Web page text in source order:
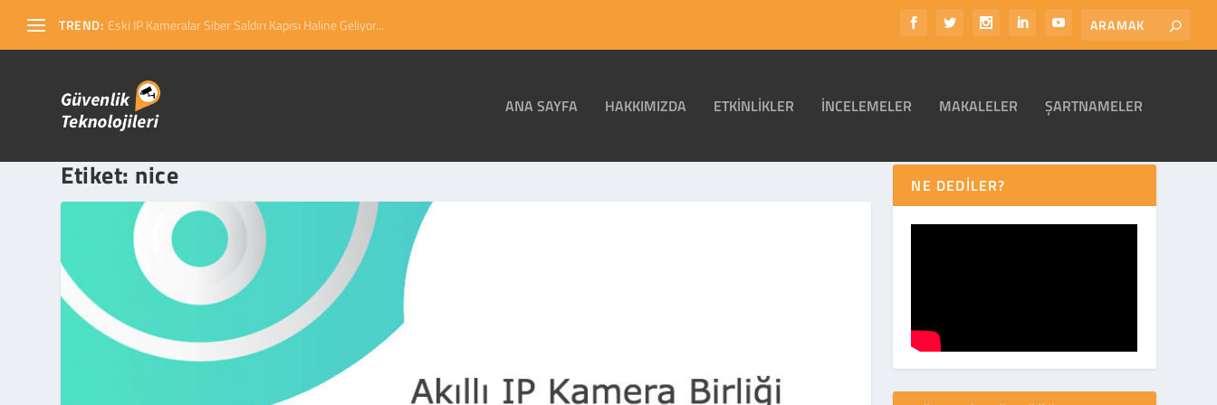
TREND: Eski IP Kameralar Siber Saldırı Kapısı Haline Geliyor...
ANA SAYFA HAKKIMIZDA ETKINLIKLER İNCELEMELER MAKALELER ŞARTNAMELER
Etiket: nice NE DEDİLER?